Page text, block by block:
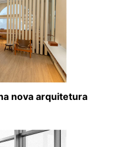
nova arquitetura